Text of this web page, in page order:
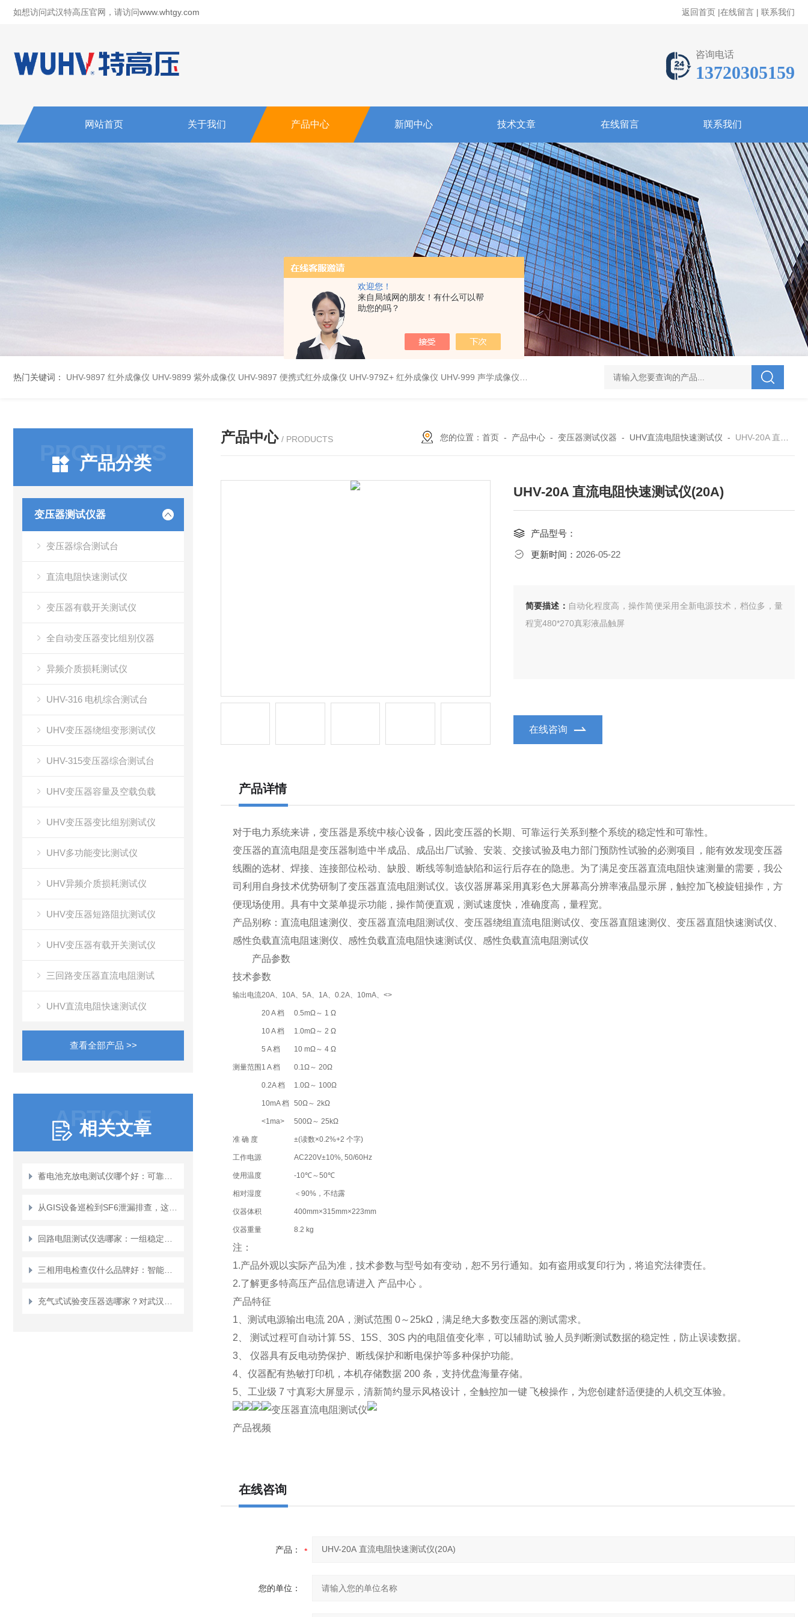
欢迎您！
来自局域网的朋友！有什么可以帮
助您的吗？
如想访问武汉特高压官网，请访问www.whtgy.com 返回首页 |在线留言 | 联系我们
咨询电话
13720305159
网站首页 关于我们 产品中心 新闻中心 技术文章 在线留言 联系我们
热门关键词： UHV-9897 红外成像仪 UHV-9899 紫外成像仪 UHV-9897 便携式红外成像仪 UHV-979Z+ 红外成像仪 UHV-999 声学成像仪 UHV-995 电力综合试验车 UHV-701 级差配合测试仪 UHV-646 全自动水溶
PRODUCTS
产品分类
变压器测试仪器
变压器综合测试台
直流电阻快速测试仪
变压器有载开关测试仪
全自动变压器变比组别仪器
异频介质损耗测试仪
UHV-316 电机综合测试台
UHV变压器绕组变形测试仪
UHV-315变压器综合测试台
UHV变压器容量及空载负载
UHV变压器变比组别测试仪
UHV多功能变比测试仪
UHV异频介质损耗测试仪
UHV变压器短路阻抗测试仪
UHV变压器有载开关测试仪
三回路变压器直流电阻测试
UHV直流电阻快速测试仪
查看全部产品 >>
ARTICLE
相关文章
产品中心 / PRODUCTS 您的位置： 首页- 产品中心- 变压器测试仪器 - UHV直流电阻快速测试仪 - UHV-20A 直流电阻快速测试仪(20A)
UHV-20A 直流电阻快速测试仪(20A)
产品型号：
更新时间： 2026-05-22
简要描述： 自动化程度高，操作简便采用全新电源技术，档位多，量
程宽480*270真彩液晶触屏
在线咨询
产品详情
对于电力系统来讲，变压器是系统中核心设备，因此变压器的长期、可靠运行关系到整个系统的稳定性和可靠性。
变压器的直流电阻是变压器制造中半成品、成品出厂试验、安装、交接试验及电力部门预防性试验的必测项目，能有效发现变压器
线圈的选材、焊接、连接部位松动、缺股、断线等制造缺陷和运行后存在的隐患。为了满足变压器直流电阻快速测量的需要，我公
司利用自身技术优势研制了变压器直流电阻测试仪。该仪器屏幕采用真彩色大屏幕高分辨率液晶显示屏，触控加飞梭旋钮操作，方
便现场使用。具有中文菜单提示功能，操作简便直观，测试速度快，准确度高，量程宽。
产品别称：直流电阻速测仪、变压器直流电阻测试仪、变压器绕组直流电阻测试仪、变压器直阻速测仪、变压器直阻快速测试仪、
感性负载直流电阻速测仪、感性负载直流电阻快速测试仪、感性负载直流电阻测试仪
产品参数
技术参数
输出电流20A、10A、5A、1A、0.2A、10mA、<>
测量范围
20 A 档 0.5mΩ～ 1 Ω
10 A 档 1.0mΩ～ 2 Ω
5 A 档 10 mΩ～ 4 Ω
1 A 档 0.1Ω～ 20Ω
0.2A 档 1.0Ω～ 100Ω
10mA 档 50Ω～ 2kΩ
<1ma> 500Ω～ 25kΩ
准 确 度 ±(读数×0.2%+2 个字)
工作电源 AC220V±10%, 50/60Hz
使用温度 -10℃～50℃
相对湿度 ＜90%，不结露
仪器体积 400mm×315mm×223mm
仪器重量 8.2 kg
注：
1.产品外观以实际产品为准，技术参数与型号如有变动，恕不另行通知。如有盗用或复印行为，将追究法律责任。
2.了解更多特高压产品信息请进入 产品中心 。
产品特征
1、测试电源输出电流 20A，测试范围 0～25kΩ，满足绝大多数变压器的测试需求。
2、 测试过程可自动计算 5S、15S、30S 内的电阻值变化率，可以辅助试 验人员判断测试数据的稳定性，防止误读数据。
3、 仪器具有反电动势保护、断线保护和断电保护等多种保护功能。
4、仪器配有热敏打印机，本机存储数据 200 条，支持优盘海量存储。
5、工业级 7 寸真彩大屏显示，清新简约显示风格设计，全触控加一键 飞梭操作，为您创建舒适便捷的人机交互体验。
产品视频
在线咨询
产品：
您的单位：